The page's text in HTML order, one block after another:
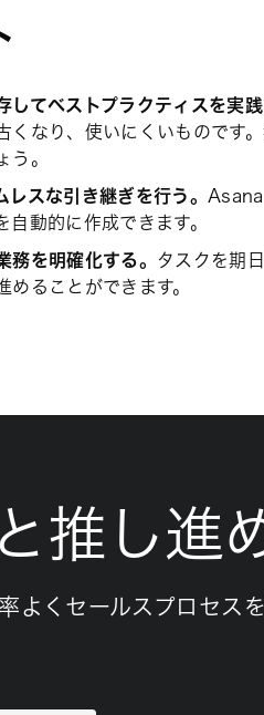
してベストプラクティスを実践
くなり、使いにくいものです
う。
スな引き継ぎを行う。 Asana
自動的に作成できます。
務を明確化する。
タスクを期
めることができます。
推し進
よくセールスプロセス